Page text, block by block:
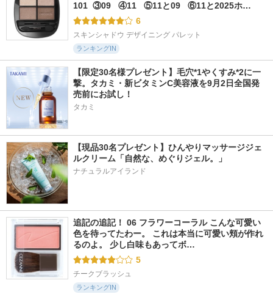
101  ③09   ④11   ⑤11と09   ⑥11と2025ホ…
6
スキンシャドウ デザイニング パレット
ランキングIN
【限定30名様プレゼント】毛穴*1やくすみ*2に一
撃。タカミ・新ビタミンC美容液を9月2日全国発
売前にお試し！
タカミ
【現品30名プレゼント】ひんやりマッサージジェ
ルクリーム「自然な、めぐりジェル。」
ナチュラルアイランド
追記の追記！ 06 フラワーコーラル こんな可愛い
色を待ってたわー。 これは本当に可愛い頬が作れ
るのよ。 少し白味もあってボ…
5
チークブラッシュ
ランキングIN